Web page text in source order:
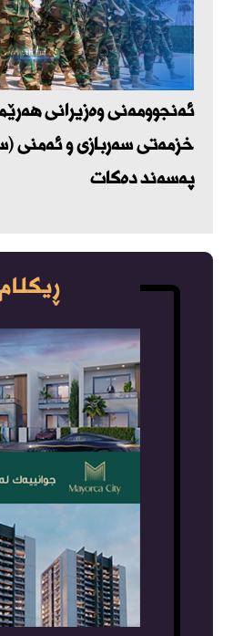
ئەنجوومەنی وەزیرانی
خزمەتی سەربازی و ئەمنی
پەسەند دەکات